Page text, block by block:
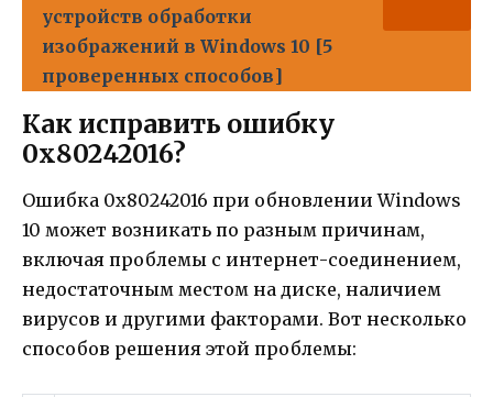
устройств обработки
изображений в Windows 10 [5
проверенных способов]
Как исправить ошибку
0x80242016?
Ошибка 0x80242016 при обновлении Windows
10 может возникать по разным причинам,
включая проблемы с интернет-соединением,
недостаточным местом на диске, наличием
вирусов и другими факторами. Вот несколько
способов решения этой проблемы: